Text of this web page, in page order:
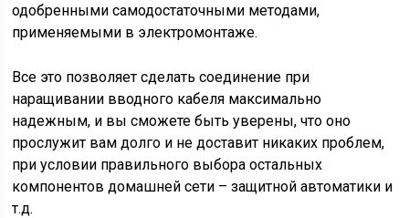
одобренными самодостаточными методами,
применяемыми в электромонтаже.
Все это позволяет сделать соединение при
наращивании вводного кабеля максимально
надежным, и вы сможете быть уверены, что оно
прослужит вам долго и не доставит никаких проблем,
при условии правильного выбора остальных
компонентов домашней сети – защитной автоматики и
т.д.